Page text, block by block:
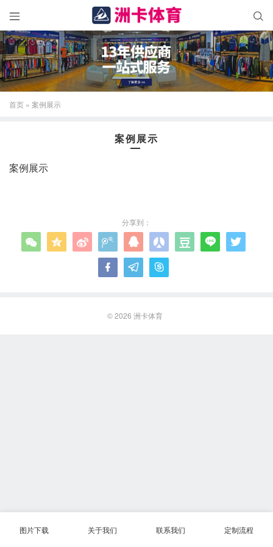


首页 » 案例展示
案例展示
案例展示
分享到：
       


 
© 2026 洲卡体育
图片下载 关于我们 联系我们 定制流程